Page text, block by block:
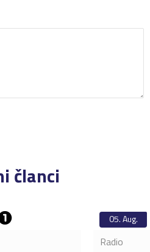
članci
05.Aug.
Radio